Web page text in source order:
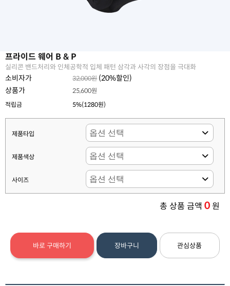
프라이드 웨어 B & P
실리콘 밴드처리와 인체공학적 입체 패턴 삼각과 사각의 장점을 극대화
소비자가 32,000원 (20%할인)
상품가
25,600원
적립금
5%(1280원)
제품타입
제품색상
사이즈
총 상품 금액 0원
바로 구매하기 장바구니 관심상품